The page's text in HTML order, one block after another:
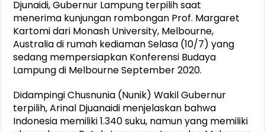
Djunaidi, Gubernur Lampung terpilih saat
menerima kunjungan rombongan Prof. Margaret
Kartomi dari Monash University, Melbourne,
Australia di rumah kediaman Selasa (10/7) yang
sedang mempersiapkan Konferensi Budaya
Lampung di Melbourne September 2020.
Didampingi Chusnunia (Nunik) Wakil Gubernur
terpilih, Arinal Djuanaidi menjelaskan bahwa
Indonesia memiliki 1.340 suku, namun yang memiliki